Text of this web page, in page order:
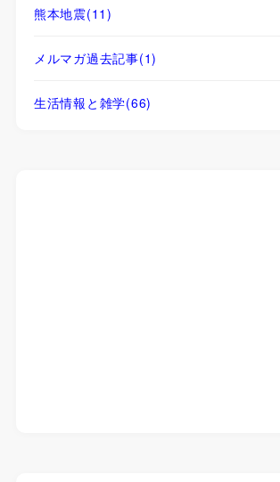
熊本地震(11)
メルマガ過去記事(1)
生活情報と雑学(66)